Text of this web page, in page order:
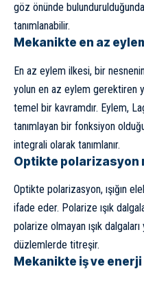
göz önünde
tanımlanabilir.
Mekanikte en az
En az eylem ilkesi, bir
yolun en az eylem gerektiren
temel bir kavramdır. Eylem,
tanımlayan bir fonksiyon
integrali olarak tanımlanır.
Optikte polarizasyon
Optikte polarizasyon, ışığın
ifade eder. Polarize ışık
polarize olmayan ışık
düzlemlerde titreşir.
Mekanikte iş ve